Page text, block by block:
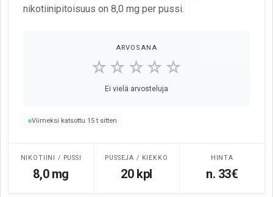
nikotiinipitoisuus on 8,0 mg per pussi.
ARVOSANA
☆☆☆☆☆
Ei vielä arvosteluja
Viimeksi katsottu 15 t sitten
NIKOTIINI / PUSSI
8,0 mg
PUSSEJA / KIEKKO
20 kpl
HINTA
n. 33€